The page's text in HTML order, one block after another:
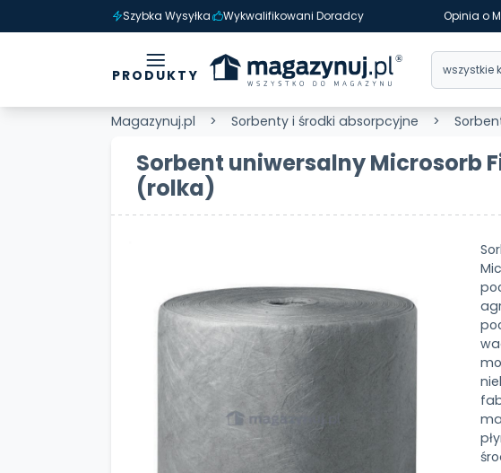
Szybka Wysyłka Wykwalifikowani Doradcy Opinia o
PRODUKTY
Magazynuj.pl Sorbenty i środki absorpcyjne
Sorbent uniwersalny Microsorb
(rolka)